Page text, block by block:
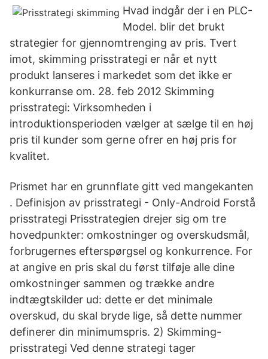
Hvad indgår der i en PLC-
Model. blir det brukt
strategier for gjennomtrenging av pris. Tvert
imot, skimming prisstrategi er når et nytt
produkt lanseres i markedet som det ikke er
konkurranse om. 28. feb 2012 Skimming
prisstrategi: Virksomheden i
introduktionsperioden vælger at sælge til en høj
pris til kunder som gerne ofrer en høj pris for
kvalitet.
Prismet har en grunnflate gitt ved mangekanten
. Definisjon av prisstrategi - Only-Android Forstå
prisstrategi Prisstrategien drejer sig om tre
hovedpunkter: omkostninger og overskudsmål,
forbrugernes efterspørgsel og konkurrence. For
at angive en pris skal du først tilføje alle dine
omkostninger sammen og trække andre
indtægtskilder ud: dette er det minimale
overskud, du skal bryde lige, så dette nummer
definerer din minimumspris. 2) Skimming-
prisstrategi Ved denne strategi tager